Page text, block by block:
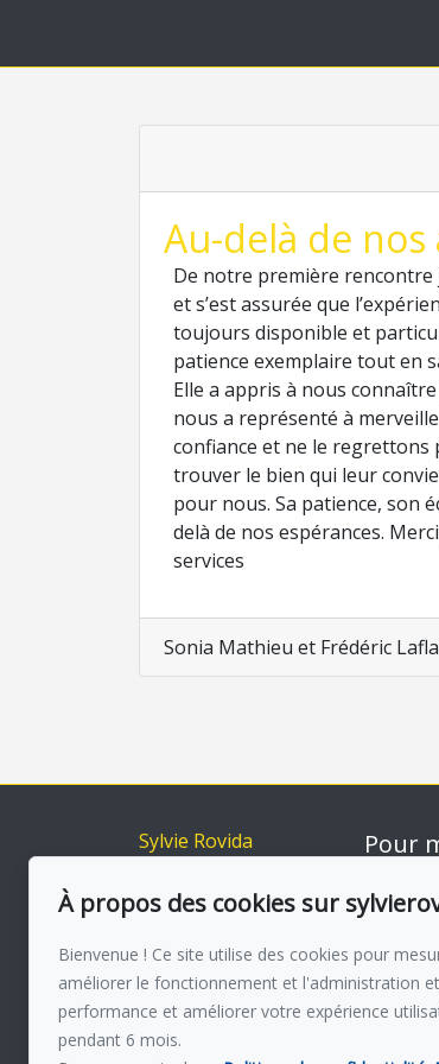
Au-delà de
De notre première rencontre
et s’est assurée que
toujours disponible et
patience exemplaire tout en
Elle a appris à nous
nous a représenté à
confiance et ne le regrettons
trouver le bien qui leur
pour nous. Sa patience, son
delà de nos espérances.
services
Sonia Mathieu et Frédéric
Sylvie Rovida
Inscriptions
Vendre
À propos
Témoignages
Pour
À propos des cookies sur
Bienvenue ! Ce site utilise des cookies pour
améliorer le fonctionnement et l'administration
performance et améliorer votre expérience
pendant 6 mois.